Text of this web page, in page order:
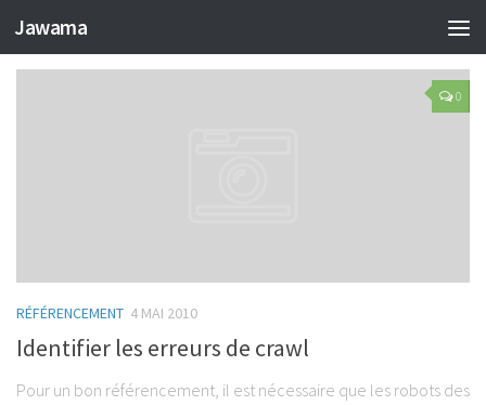
Jawama
TAGGED:
0
RÉFÉRENCEMENT 4 MAI 2010
Identifier les erreurs de crawl
Pour un bon référencement, il est nécessaire que les robots des